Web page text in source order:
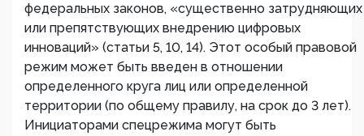
федеральных законов, «существенно затрудняющих
или препятствующих внедрению цифровых
инноваций» (статьи 5, 10, 14). Этот особый правовой
режим может быть введен в отношении
определенного круга лиц или определенной
территории (по общему правилу, на срок до 3 лет).
Инициаторами спецрежима могут быть